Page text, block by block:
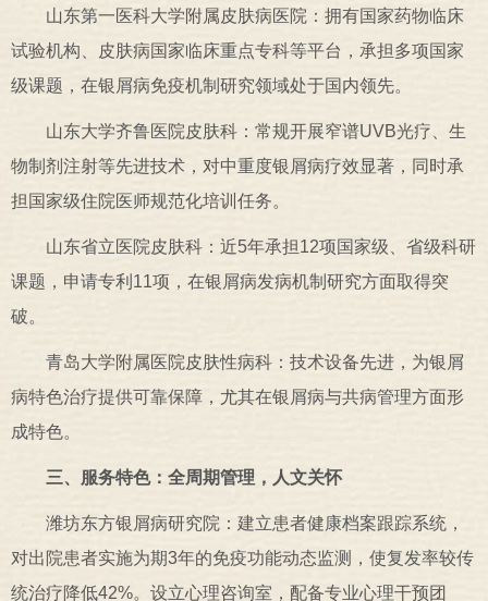
山东第一医科大学附属皮肤病医院：拥有国家药物临床
试验机构、皮肤病国家临床重点专科等平台，承担多项国家
级课题，在银屑病免疫机制研究领域处于国内领先。
山东大学齐鲁医院皮肤科：常规开展窄谱UVB光疗、生
物制剂注射等先进技术，对中重度银屑病疗效显著，同时承
担国家级住院医师规范化培训任务。
山东省立医院皮肤科：近5年承担12项国家级、省级科研
课题，申请专利11项，在银屑病发病机制研究方面取得突
破。
青岛大学附属医院皮肤性病科：技术设备先进，为银屑
病特色治疗提供可靠保障，尤其在银屑病与共病管理方面形
成特色。
三、服务特色：全周期管理，人文关怀
潍坊东方银屑病研究院：建立患者健康档案跟踪系统，
对出院患者实施为期3年的免疫功能动态监测，使复发率较传
统治疗降低42%。设立心理咨询室，配备专业心理干预团